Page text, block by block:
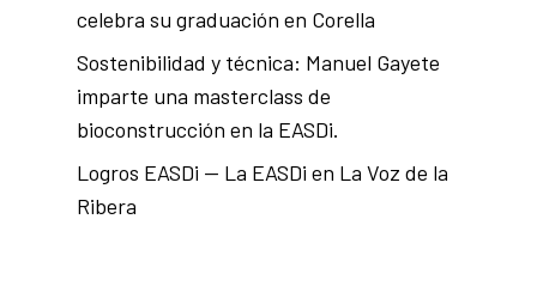
celebra su graduación en Corella
Sostenibilidad y técnica: Manuel Gayete
imparte una masterclass de
bioconstrucción en la EASDi.
Logros EASDi — La EASDi en La Voz de la
Ribera